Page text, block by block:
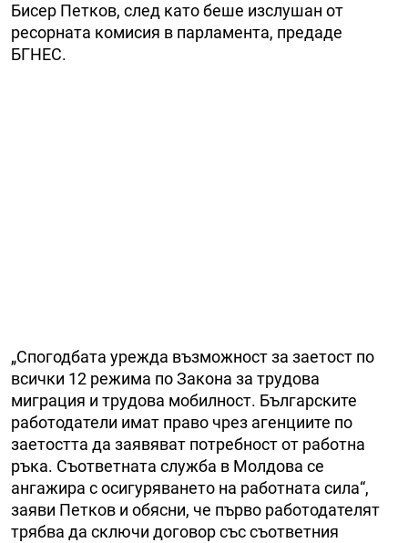
Бисер Петков, след като беше изслушан от
ресорната комисия в парламента, предаде
БГНЕС.
„Спогодбата урежда възможност за заетост по
всички 12 режима по Закона за трудова
миграция и трудова мобилност. Българските
работодатели имат право чрез агенциите по
заетостта да заявяват потребност от работна
ръка. Съответната служба в Молдова се
ангажира с осигуряването на работната сила“,
заяви Петков и обясни, че първо работодателят
трябва да сключи договор със съответния